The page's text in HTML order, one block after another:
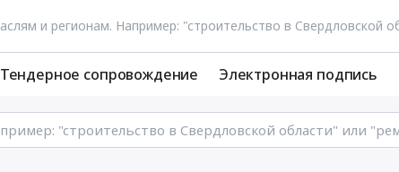
Тендерное сопровождение Электронная подпись